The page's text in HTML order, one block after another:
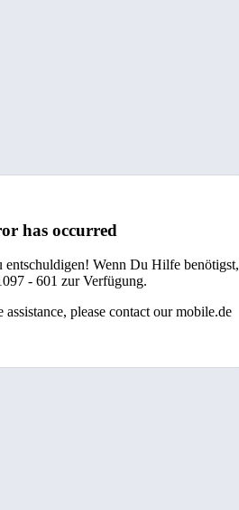
has occurred
Wenn Du Hilfe benötigst,
- 601 zur Verfügung.
please contact our mobile.de